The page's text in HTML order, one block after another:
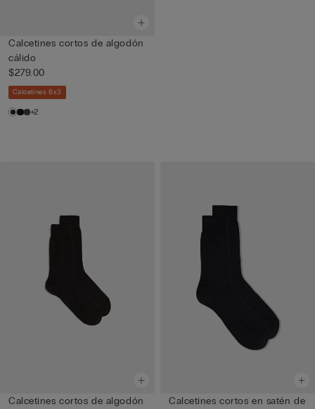
Calcetines cortos de algodón
cálido
$279.00
Calcetines 6x3
+2
Calcetines cortos de algodón
Calcetines cortos en satén de